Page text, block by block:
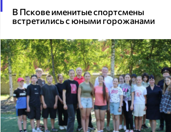
В Пскове именитые спортсмены
встретились с юными горожанами